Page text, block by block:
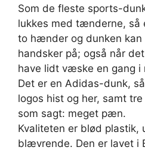
Som de fleste sports-
lukkes med tænderne, så
to hænder og dunken kan
handsker på; også når
have lidt væske en gang i
Det er en Adidas-dunk,
logos hist og her, samt
som sagt: meget pæn.
Kvaliteten er blød plastik,
blævrende. Den er lavet i